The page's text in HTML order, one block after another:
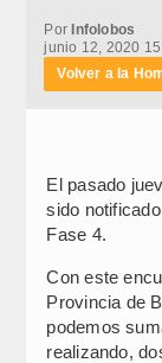
PorInfolobos
junio 12, 2020
Volver a la
El pasado
sido
Fase 4.
Con este
Provincia de
podemos
realizando,